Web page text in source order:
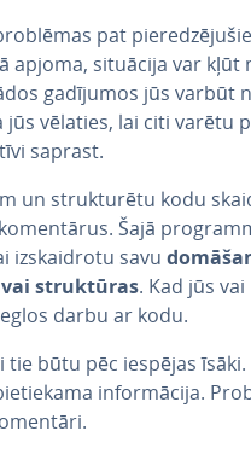
pat
apjoma, situācija var kļūt
gadījumos jūs varbūt
vēlaties, lai citi varētu
saprast.
un struk­tu­rē­tu kodu
Šajā
iz­skaid­ro­tu savu
vai struk­tū­ras. Kad jūs vai
darbu ar kodu.
būtu pēc iespējas īsāki.
in­for­mā­ci­ja.